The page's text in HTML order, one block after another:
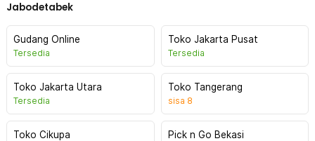
Jabodetabek
Gudang Online
Tersedia
Toko Jakarta Pusat
Tersedia
Toko Jakarta Utara
Tersedia
Toko Tangerang
sisa 8
Toko Cikupa Pick n Go Bekasi